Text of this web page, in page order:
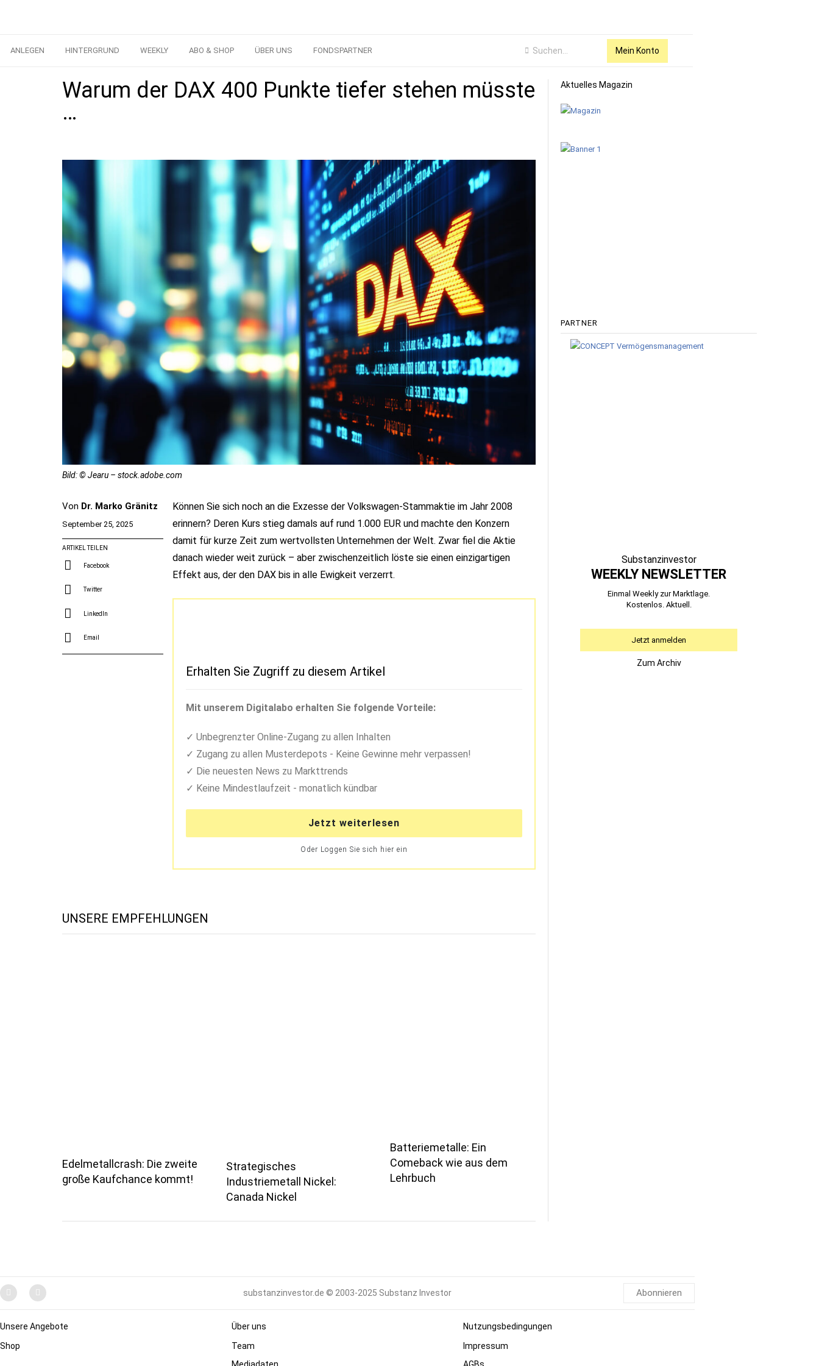
ANLEGEN HINTERGRUND WEEKLY ABO & SHOP ÜBER UNS FONDSPARTNER Mein Konto
Warum der DAX 400 Punkte tiefer stehen müsste
…
Bild: © Jearu – stock.adobe.com
Von Dr. Marko Gränitz
September 25, 2025
ARTIKEL TEILEN
Facebook
Twitter
LinkedIn
Email
Können Sie sich noch an die Exzesse der Volkswagen-Stammaktie im Jahr 2008
erinnern? Deren Kurs stieg damals auf rund 1.000 EUR und machte den Konzern
damit für kurze Zeit zum wertvollsten Unternehmen der Welt. Zwar fiel die Aktie
danach wieder weit zurück – aber zwischenzeitlich löste sie einen einzigartigen
Effekt aus, der den DAX bis in alle Ewigkeit verzerrt.
Erhalten Sie Zugriff zu diesem Artikel
Mit unserem Digitalabo erhalten Sie folgende Vorteile:
Unbegrenzter Online-Zugang zu allen Inhalten
Zugang zu allen Musterdepots - Keine Gewinne mehr verpassen!
Die neuesten News zu Markttrends
Keine Mindestlaufzeit - monatlich kündbar
Jetzt weiterlesen
Oder Loggen Sie sich hier ein
UNSERE EMPFEHLUNGEN
Edelmetallcrash: Die zweite
große Kaufchance kommt!
Strategisches
Industriemetall Nickel:
Canada Nickel
Batteriemetalle: Ein
Comeback wie aus dem
Lehrbuch
Aktuelles Magazin
PARTNER
Substanzinvestor
WEEKLY NEWSLETTER
Einmal Weekly zur Marktlage.
Kostenlos. Aktuell.
Jetzt anmelden
Zum Archiv
substanzinvestor.de © 2003-2025 Substanz Investor Abonnieren
Unsere Angebote
Shop
Über uns
Team
Mediadaten
Nutzungsbedingungen
Impressum
AGBs